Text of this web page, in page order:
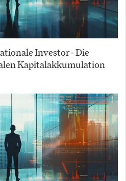
Investor - Die
Kapitalakkumulation